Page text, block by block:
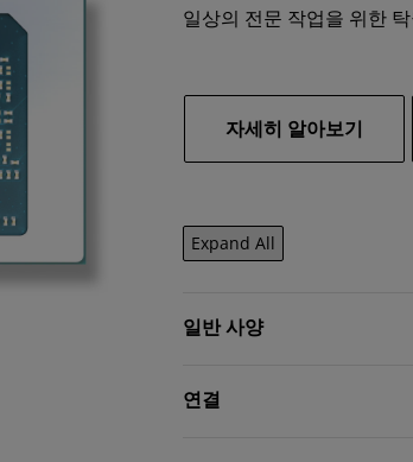
일상의 전문 작업을 위한
자세히 알아보기
Expand All
일반 사양
연결